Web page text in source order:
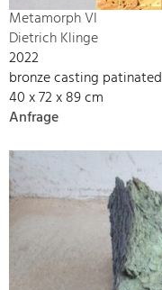
Metamorph VI
Dietrich Klinge
2022
bronze casting patinated
40 x 72 x 89 cm
Anfrage